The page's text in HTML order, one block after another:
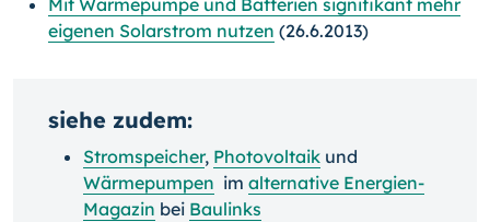
Mit Wärmepumpe und Batterien signifikant mehr
eigenen Solarstrom nutzen (26.6.2013)
siehe zudem:
Stromspeicher, Photovoltaik und
Wärmepumpen im alternative Energien-
Magazin bei Baulinks